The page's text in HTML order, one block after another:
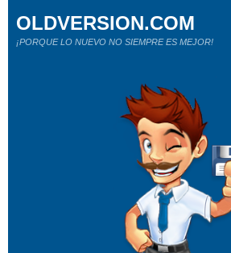
OLDVERSION.COM
¡PORQUE LO NUEVO NO SIEMPRE ES MEJOR!